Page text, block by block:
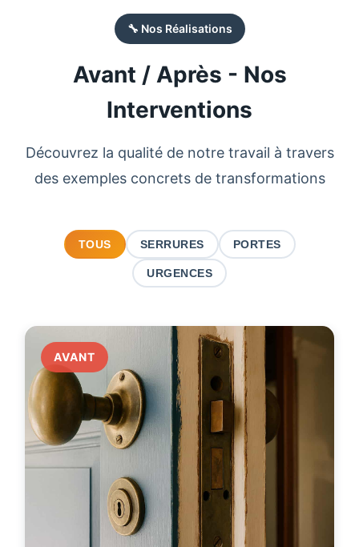
🔧 Nos Réalisations
Avant / Après - Nos
Interventions
Découvrez la qualité de notre travail à travers
des exemples concrets de transformations
TOUS SERRURES PORTES
URGENCES
AVANT